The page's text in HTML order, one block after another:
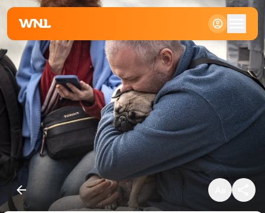
Klein
Standaard
Groot